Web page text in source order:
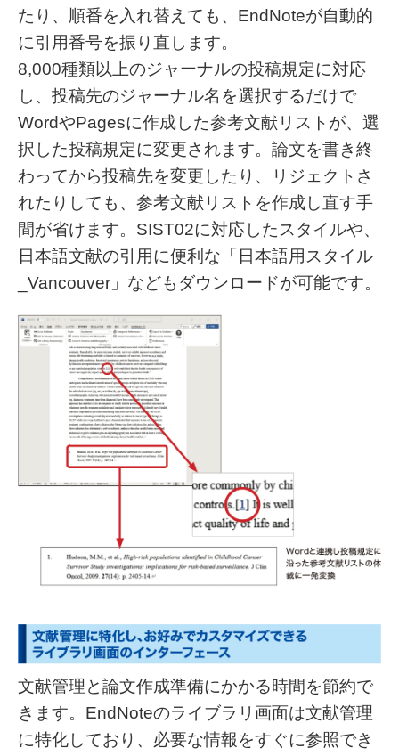
たり、順番を入れ替えても、EndNoteが自動的
に引用番号を振り直します。
8,000種類以上のジャーナルの投稿規定に対応
し、投稿先のジャーナル名を選択するだけで
WordやPagesに作成した参考文献リストが、選
択した投稿規定に変更されます。論文を書き終
わってから投稿先を変更したり、リジェクトさ
れたりしても、参考文献リストを作成し直す手
間が省けます。SIST02に対応したスタイルや、
日本語文献の引用に便利な「日本語用スタイル
_Vancouver」などもダウンロードが可能です。
文献管理と論文作成準備にかかる時間を節約で
きます。EndNoteのライブラリ画面は文献管理
に特化しており、必要な情報をすぐに参照でき